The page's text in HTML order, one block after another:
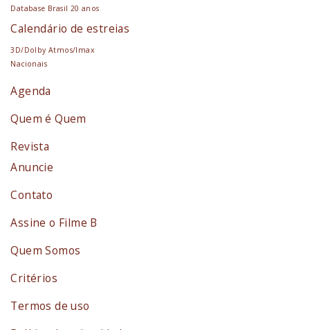
Database Brasil 20 anos
Calendário de estreias
3D/Dolby Atmos/Imax
Nacionais
Agenda
Quem é Quem
Revista
Anuncie
Contato
Assine o Filme B
Quem Somos
Critérios
Termos de uso